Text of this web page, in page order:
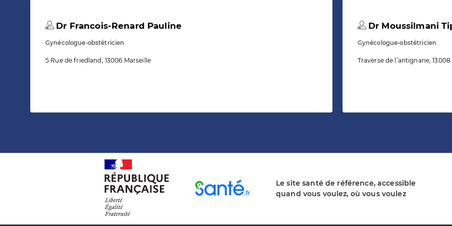
Dr Francois-Renard Pauline
Gynécologue-obstétricien
5 Rue de friedland, 13006 Marseille
Dr Moussilmani
Gynécologue-obstétricien
Traverse de l’antignane,
Le site santé de référence, accessible
quand vous voulez, où vous voulez